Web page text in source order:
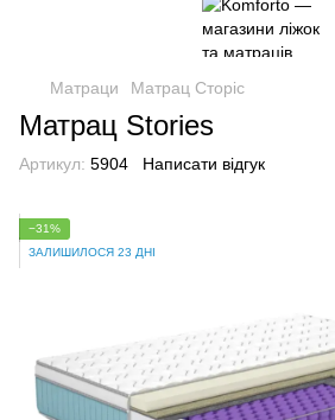
Матраци Матрац Сторіс
Матрац Stories
Артикул: 5904 Написати відгук
−31%
ЗАЛИШИЛОСЯ 23 ДНІ